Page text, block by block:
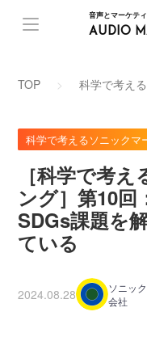
音声とマーケテ
AUDIO
TOP 科学で考え
科学で考えるソニックマ
［科学で考
ング］第10回
SDGs課題を
ている
2024.08.28
ソニッ
会社